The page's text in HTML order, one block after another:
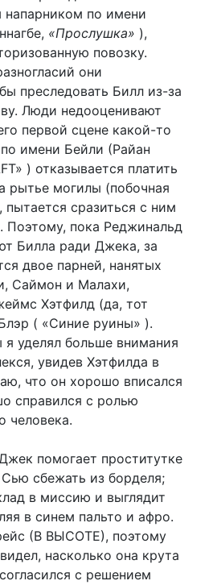
по имени
«Прослушка» ),
повозку.
они
преследовать Билл из-за
Люди недооценивают
первой сцене какой-то
имени Бейли (Райан
) отказывается платить
рытье могилы (побочная
пытается сразиться с ним
Поэтому, пока Реджинальд
Билла ради Джека, за
двое парней, нанятых
Саймон и Малахи,
Хэтфилд (да, тот
( «Синие руины» ).
уделял больше внимания
увидев Хэтфилда в
что он хорошо вписался
справился с ролью
человека.
помогает проститутке
сбежать из борделя;
в миссию и выглядит
в синем пальто и афро.
(В ВЫСОТЕ), поэтому
насколько она крута
с решением